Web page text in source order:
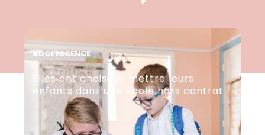
ADOLESCENCE
Elles ont choisi de mettre leurs
enfants dans une école hors contrat